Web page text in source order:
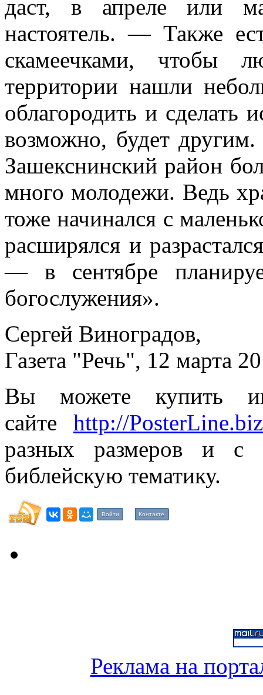
даст, в апреле или
настоятель. — Также
скамеечками, чтобы
территории нашли
облагородить и сделать
возможно, будет
Зашекснинский район
много молодежи. Ведь
тоже начинался с
расширялся и
— в сентябре
богослужения».
Сергей Виноградов,
Газета "Речь", 12 марта
Вы можете купить
сайте http://
разных размеров и
библейскую тематику.
Войти Контакте
Реклама на